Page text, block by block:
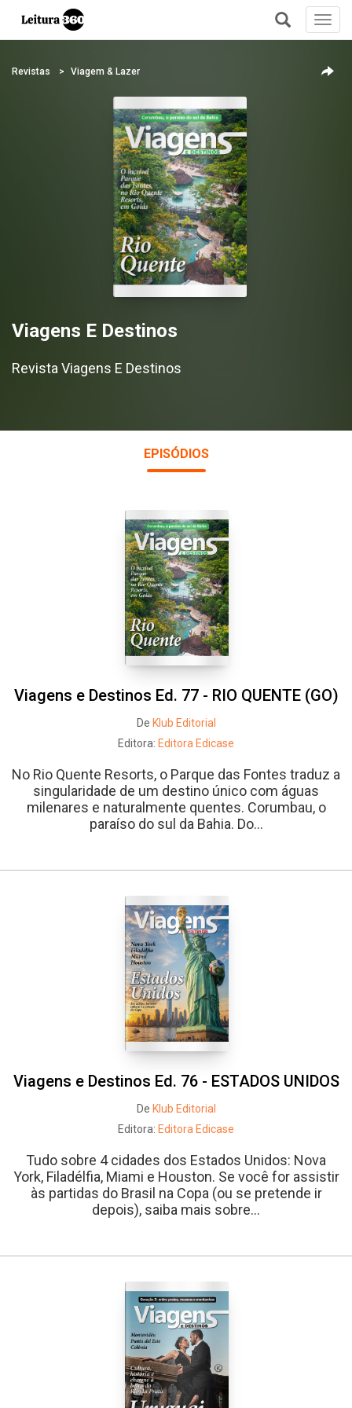
+
Revistas Viagem & Lazer
Viagens E Destinos
Revista Viagens E Destinos
EPISÓDIOS
Viagens e Destinos Ed. 77 - RIO QUENTE (GO)
De Klub Editorial
Editora: Editora Edicase
No Rio Quente Resorts, o Parque das Fontes traduz a
singularidade de um destino único com águas
milenares e naturalmente quentes. Corumbau, o
paraíso do sul da Bahia. Do...
Viagens e Destinos Ed. 76 - ESTADOS UNIDOS
De Klub Editorial
Editora: Editora Edicase
Tudo sobre 4 cidades dos Estados Unidos: Nova
York, Filadélfia, Miami e Houston. Se você for assistir
às partidas do Brasil na Copa (ou se pretende ir
depois), saiba mais sobre...